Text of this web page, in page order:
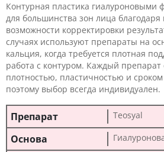
Контурная пластика гиалуроновыми
для большинства зон лица благодаря
возможности корректировки
случаях используют препараты на
кальция, когда требуется плотная
работа с контуром. Каждый препарат
плотностью, пластичностью и
поэтому выбор всегда индивидуален.
Teosyal